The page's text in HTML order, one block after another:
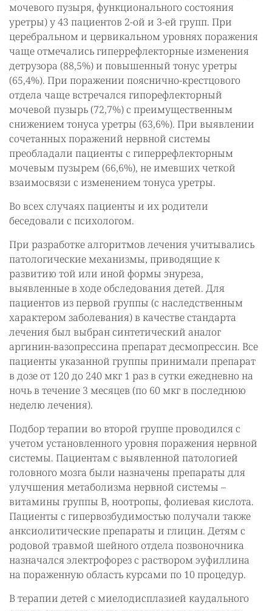
мочевого пузыря, функционального состояния
уретры) у 43 пациентов 2-ой и 3-ей групп. При
церебральном и цервикальном уровнях поражения
чаще отмечались гиперрефлекторные изменения
детрузора (88,5%) и повышенный тонус уретры
(65,4%). При поражении пояснично-крестцового
отдела чаще встречался гипорефлекторный
мочевой пузырь (72,7%) с преимущественным
снижением тонуса уретры (63,6%). При выявлении
сочетанных поражений нервной системы
преобладали пациенты с гиперрефлекторным
мочевым пузырем (66,6%), не имевших четкой
взаимосвязи с изменением тонуса уретры.
Во всех случаях пациенты и их родители
беседовали с психологом.
При разработке алгоритмов лечения учитывались
патологические механизмы, приводящие к
развитию той или иной формы энуреза,
выявленные в ходе обследования детей. Для
пациентов из первой группы (с наследственным
характером заболевания) в качестве стандарта
лечения был выбран синтетический аналог
аргинин-вазопрессина препарат десмопрессин. Все
пациенты указанной группы принимали препарат
в дозе от 120 до 240 мкг 1 раз в сутки ежедневно на
ночь в течение 3 месяцев (по 60 мкг в последнюю
неделю лечения).
Подбор терапии во второй группе проводился с
учетом установленного уровня поражения нервной
системы. Пациентам с выявленной патологией
головного мозга были назначены препараты для
улучшения метаболизма нервной системы –
витамины группы В, ноотропы, фолиевая кислота.
Пациенты с гипервозбудимостью получали также
анксиолитические препараты и глицин. Детям с
родовой травмой шейного отдела позвоночника
назначался электрофорез с раствором эуфиллина
на пораженную область курсами по 10 процедур.
В терапии детей с миелодисплазией каудального